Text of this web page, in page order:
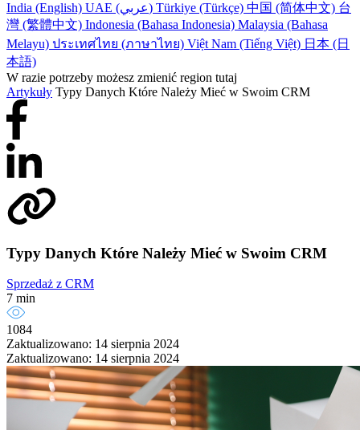
India (English)
UAE (عربي) Türkiye (Türkçe) 中国 (简体中文) 台
灣 (繁體中文) Indonesia (Bahasa Indonesia) Malaysia (Bahasa
Melayu) ประเทศไทย (ภาษาไทย) Việt Nam (Tiếng Việt) 日本 (日
本語)
W razie potrzeby możesz zmienić region tutaj
Artykuły Typy Danych Które Należy Mieć w Swoim CRM
Typy Danych Które Należy Mieć w Swoim CRM
Sprzedaż z CRM
7 min
1084
Zaktualizowano: 14 sierpnia 2024
Zaktualizowano: 14 sierpnia 2024